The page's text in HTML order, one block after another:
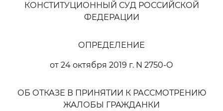
КОНСТИТУЦИОННЫЙ СУД РОССИЙСКОЙ
ФЕДЕРАЦИИ
ОПРЕДЕЛЕНИЕ
от 24 октября 2019 г. N 2750-О
ОБ ОТКАЗЕ В ПРИНЯТИИ К РАССМОТРЕНИЮ
ЖАЛОБЫ ГРАЖДАНКИ